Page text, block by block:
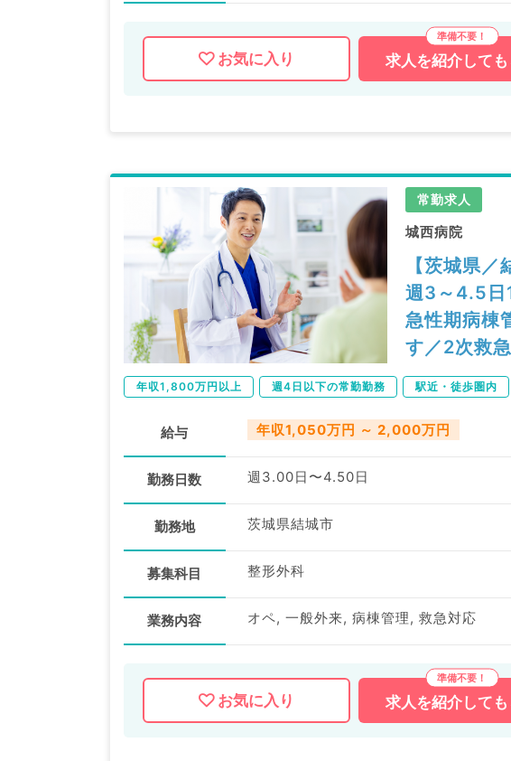
お気に入り 求人を紹介しても
常勤求人
城西病院
【茨城県
週3～4.5日
急性期病棟
す／2次救
年収1,800万円以上 週4日以下の常勤勤務 駅近・徒歩圏内
給与 年収1,050万円 ～ 2,000万円
勤務日数 週3.00日〜4.50日
勤務地 茨城県結城市
募集科目 整形外科
業務内容 オペ, 一般外来, 病棟管理, 救急対応
お気に入り 求人を紹介しても